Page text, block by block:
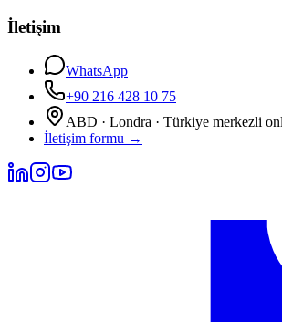
İletişim
WhatsApp
+90 216 428 10 75
ABD · Londra · Türkiye merkezli
İletişim formu →